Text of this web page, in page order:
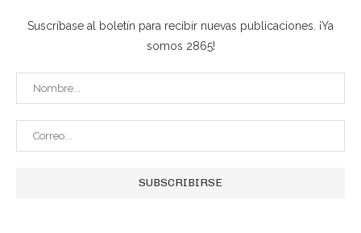
Suscríbase al boletín para recibir nuevas publicaciones. ¡Ya
somos 2865!